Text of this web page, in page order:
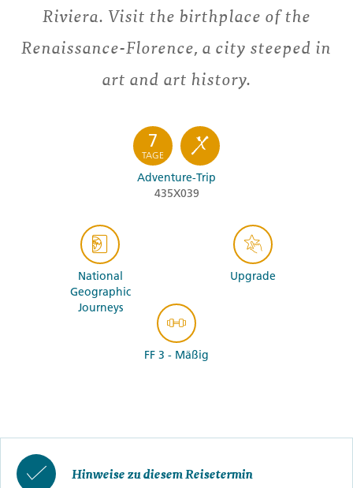
Riviera. Visit the birthplace of the
Renaissance-Florence, a city steeped in
art and art history.
7
TAGE
Adventure-Trip
435X039
National
Geographic
Journeys
Upgrade
FF 3 - Mäßig
Hinweise zu diesem Reisetermin